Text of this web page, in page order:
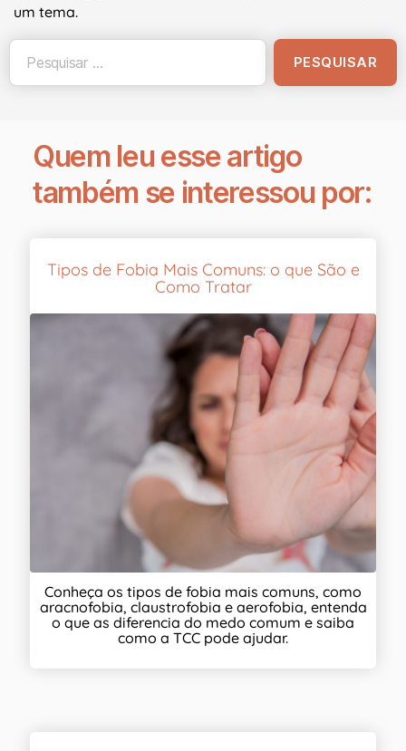
um tema.
Quem leu esse artigo
também se interessou por:
Tipos de Fobia Mais Comuns: o que São e
Como Tratar
Conheça os tipos de fobia mais comuns, como
aracnofobia, claustrofobia e aerofobia, entenda
o que as diferencia do medo comum e saiba
como a TCC pode ajudar.